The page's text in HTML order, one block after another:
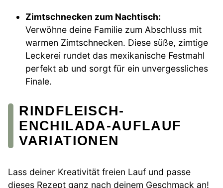
Zimtschnecken zum Nachtisch:
Verwöhne deine Familie zum Abschluss mit
warmen Zimtschnecken. Diese süße, zimtige
Leckerei rundet das mexikanische Festmahl
perfekt ab und sorgt für ein unvergessliches
Finale.
RINDFLEISCH-
ENCHILADA-AUFLAUF
VARIATIONEN
Lass deiner Kreativität freien Lauf und passe
dieses Rezept ganz nach deinem Geschmack an!